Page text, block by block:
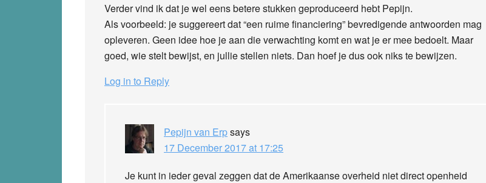
Verder vind ik dat je wel eens betere stukken geproduceerd hebt Pepijn.
Als voorbeeld: je suggereert dat “een ruime financiering” bevredigende antwoorden mag
opleveren. Geen idee hoe je aan die verwachting komt en wat je er mee bedoelt. Maar
goed, wie stelt bewijst, en jullie stellen niets. Dan hoef je dus ook niks te bewijzen.
Log in to Reply
Pepijn van Erpsays
17 December 2017 at 17:25
Je kunt in ieder geval zeggen dat de Amerikaanse overheid niet direct openheid